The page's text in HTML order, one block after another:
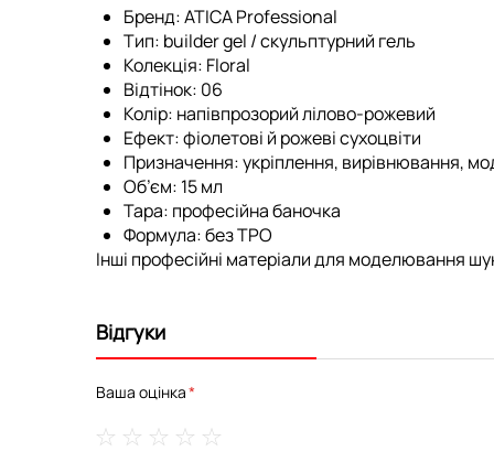
Бренд:ATICA Professional
Тип: builder gel / скульптурний гель
Колекція: Floral
Відтінок: 06
Колір: напівпрозорий лілово-рожевий
Ефект:фіолетові й рожеві сухоцвіти
Призначення:укріплення, вирівнювання,
Об’єм: 15 мл
Тара: професійна баночка
Формула:без TPO
Інші професійні матеріали для моделювання
Відгуки
Ваша оцінка